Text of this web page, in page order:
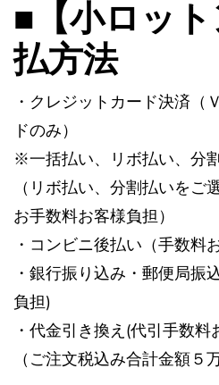
■【小ロッ
払方法
・クレジットカード決済（
ドのみ）
※一括払い、リボ払い、分
（リボ払い、分割払いをご
お手数料お客様負担）
・コンビニ後払い（手数料
・銀行振り込み・郵便局振
負担)
・代金引き換え(代引手数料
（ご注文税込み合計金額５